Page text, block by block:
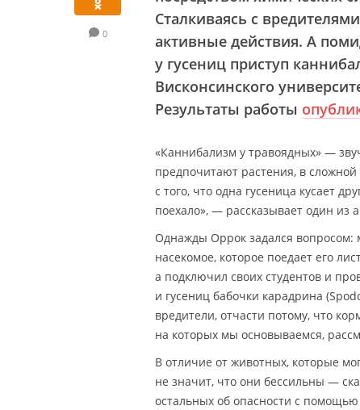
0
Сталкиваясь с
активные действия. А
у гусениц приступ
Висконсинского
Результаты работы
«Каннибализм у травоядных» —
предпочитают растения, в
с того, что одна гусеница кусает
поехало», — рассказывает один из
Однажды Оррок задался вопросом:
насекомое, которое поедает его
а подключил своих студентов и
и гусениц бабочки карадрина
вредители, отчасти потому, что
на которых мы основываемся,
В отличие от животных, которые
не значит, что они бессильны —
остальных об опасности с